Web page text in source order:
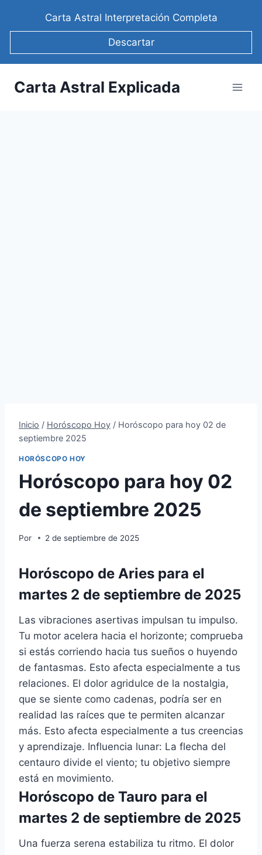
Carta Astral Interpretación Completa
Descartar
Carta Astral Explicada
Inicio / Horóscopo Hoy / Horóscopo para hoy 02 de
septiembre 2025
HORÓSCOPO HOY
Horóscopo para hoy 02
de septiembre 2025
Por 2 de septiembre de 2025
Horóscopo de Aries para el
martes 2 de septiembre de 2025
Las vibraciones asertivas impulsan tu impulso.
Tu motor acelera hacia el horizonte; comprueba
si estás corriendo hacia tus sueños o huyendo
de fantasmas. Esto afecta especialmente a tus
relaciones. El dolor agridulce de la nostalgia,
que se siente como cadenas, podría ser en
realidad las raíces que te permiten alcanzar
más. Esto afecta especialmente a tus creencias
y aprendizaje. Influencia lunar: La flecha del
centauro divide el viento; tu objetivo siempre
está en movimiento.
Horóscopo de Tauro para el
martes 2 de septiembre de 2025
Una fuerza serena estabiliza tu ritmo. El dolor